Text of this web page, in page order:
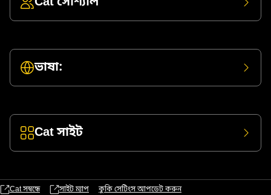
ভাষা:
Cat সাইট
Cat সম্বন্ধে সাইট ম্যাপ কুকি সেটিংস আপডেট করুন